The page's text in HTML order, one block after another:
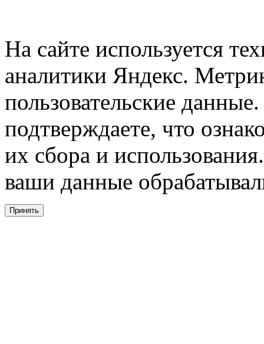
На сайте используется
аналитики Яндекс.
пользовательские
подтверждаете, что
их сбора и
ваши данные
Принять